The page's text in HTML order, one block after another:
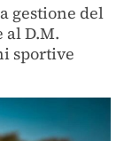
gestione del
D.M.
sportive